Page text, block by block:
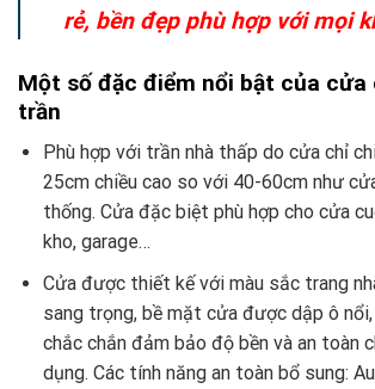
rẻ, bền đẹp phù hợp với mọi
Một số đặc điểm nổi bật của
trần
Phù hợp với trần nhà thấp do cửa chỉ
25cm chiều cao so với 40-60cm như
thống. Cửa đặc biệt phù hợp cho cửa
kho, garage…
Cửa được thiết kế với màu sắc trang
sang trọng, bề mặt cửa được dập ô
chắc chắn đảm bảo độ bền và an toàn
dụng. Các tính năng an toàn bổ sung: